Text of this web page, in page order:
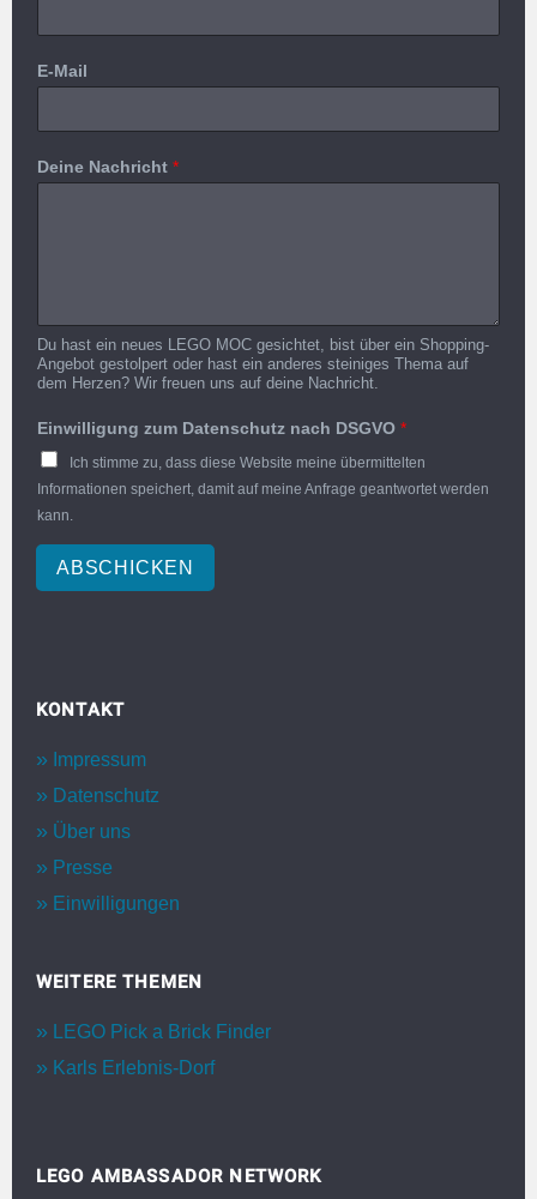
E-Mail
Deine Nachricht *
Du hast ein neues LEGO MOC gesichtet, bist über ein Shopping-
Angebot gestolpert oder hast ein anderes steiniges Thema auf
dem Herzen? Wir freuen uns auf deine Nachricht.
Einwilligung zum Datenschutz nach DSGVO *
Ich stimme zu, dass diese Website meine übermittelten
Informationen speichert, damit auf meine Anfrage geantwortet werden
kann.
ABSCHICKEN
KONTAKT
Impressum
Datenschutz
Über uns
Presse
Einwilligungen
WEITERE THEMEN
LEGO Pick a Brick Finder
Karls Erlebnis-Dorf
LEGO AMBASSADOR NETWORK